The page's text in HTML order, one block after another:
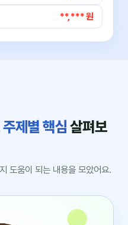
**,*** 원
주제별 핵심 살펴보
도움이 되는 내용을 모았어요.